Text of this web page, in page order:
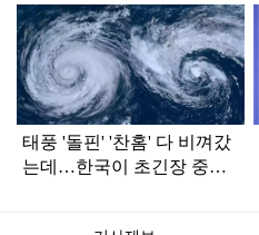
탑
라
인
태풍 '돌핀' '찬홈' 다 비껴갔
는데…한국이 초긴장 중인